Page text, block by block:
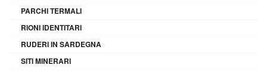
PARCHI TERMALI
RIONI IDENTITARI
RUDERI IN SARDEGNA
SITI MINERARI